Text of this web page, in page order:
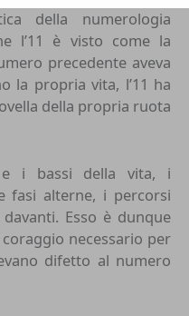
della numerologia
l’11 è visto come la
precedente aveva
la propria vita, l’11 ha
della propria ruota
i bassi della vita, i
fasi alterne, i percorsi
Esso è dunque
necessario per
difetto al numero